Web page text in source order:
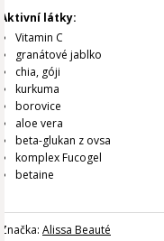
Aktivní látky:
Vitamin C
granátové jablko
chia, góji
kurkuma
borovice
aloe vera
beta-glukan z ovsa
komplex Fucogel
betaine
Značka: Alissa Beauté